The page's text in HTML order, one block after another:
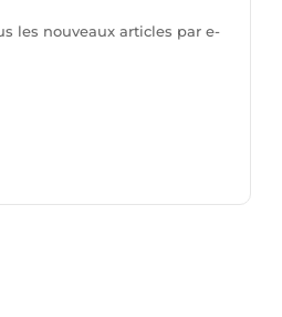
les nouveaux articles par e-